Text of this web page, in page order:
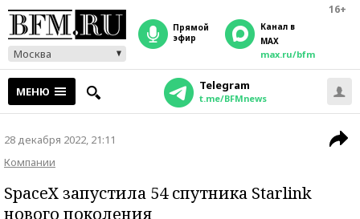
16+
Москва
прямой
эфир
Канал в
MAX
max.ru/bfm
МЕНЮ Telegram
t.me/BFMnews
28 декабря 2022, 21:11
Компании
SpaceX запустила 54 спутника Starlink
нового поколения